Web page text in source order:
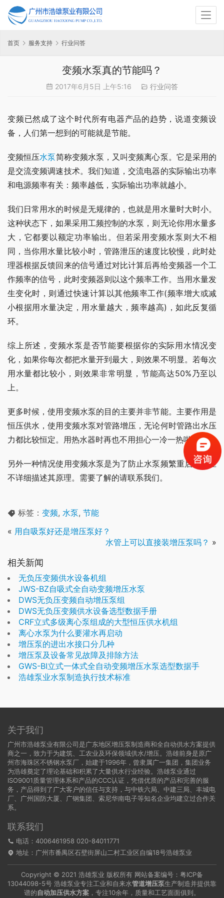
首页 服务支持 行业问答
变频水泵真的节能吗？
2017年6月5日 上午5:16 行业问答
变频已然成了这个时代所有电器产品的趋势，说道变频设
备，人们第一想到的可能就是节能。
变频恒压水泵简称变频水泵，又叫变频离心泵。它是采用的
是交流变频调速技术。我们知道，交流电器的实际输出功率
和电源频率有关：频率越低，实际输出功率就越小。
我们日常用水的时候是无规律的，也就是用水量时大时小。
这种状态下，如果采用工频控制的水泵，则无论你用水量多
大，它都要以额定功率输出。但若采用变频水泵则大不相
同，当你用水量比较小时，管路泄压的速度比较慢，此时处
理器根据反馈回来的信号通过对比计算后再给变频器一个工
作频率的信号，此时变频器则以这个频率工作。当用水量发
生变化时，则通过快速计算以其他频率工作(频率增大或减
小根据用水量决定，用水量越大，频率越高)，如此反复循
环。
综上所述，变频水泵是否节能要根据你的实际用水情况变
化，如果你每次都把水量开到最大，则效果不明显。若每次
用水量都比较小，则效果非常明显，节能高达50%乃至以
上。
更多时候，使用变频水泵的目的主要并非节能。主要作用是
恒压供水，使用变频水泵对管路增压，无论何时管路出水压
力都比较恒定。用热水器时再也不用担心一冷一热啦。
另外一种情况使用变频水泵是为了防止水泵频繁重启，这里
不详细描述其原理。需要了解的请联系我们。
标签： 变频, 水泵, 节能
« 用自吸泵好还是增压泵好？
水管上可以直接装增压泵吗？ »
相关新闻
无负压变频供水设备机组
JWS-BZ自吸式全自动变频增压水泵
DWS无负压变频自动增压泵组
DWS无负压变频供水设备选型数据手册
CRF立式多级离心泵组成的大型恒压供水机组
离心水泵为什么要灌水再启动
增压泵的进出水接口分几种
增压泵及设备常见故障及排除方法
GWS-BI立式一体式全自动变频增压水泵选型数据手
浩雄泵业水泵制造执行技术标准
关于我们
广州市浩雄泵业有限公司是广东地区增压泵制造商和全自动供水方案提供
商之一，致力于为建筑、工农业及环保领域供水/增压。浩雄前身是原广
州市海珠区不锈钢水泵厂，始建于1996年，曾隶属广一集团，集团业务
为浩雄奠定了理论基础和积累了大量供水行业经验。浩雄泵业通过
ISO9001质量管理体系和产品的CCC认证，凭借优质的产品和完善的服
务，产品得到了广大客户的信任与支持，与中铁六局、中建三局、丰城电
厂、广州国防大厦、广钢集团、索尼华南电子等知名企业均建立过合作关
系。
联系我们
电话：4006461958 020-84011771
地址：广州市番禺区石壁街屏山二村工业区自编18号浩雄泵业
Copyright © 2021 浩雄泵业 版权所有 网站备案编号： 粤ICP备
13044098-5号 浩雄泵业专注工业和自来水管道增压泵生产制造并提供靠
谱的自动加压供水方案 ，专注10余年，质量和工艺面面俱到。